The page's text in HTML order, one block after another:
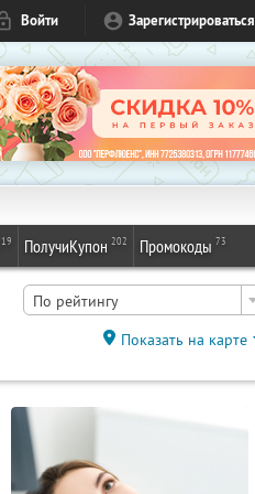
Войти Зарегистрироваться
19 ПолучиКупон 202 Промокоды 73
По рейтингу
Показать на карте